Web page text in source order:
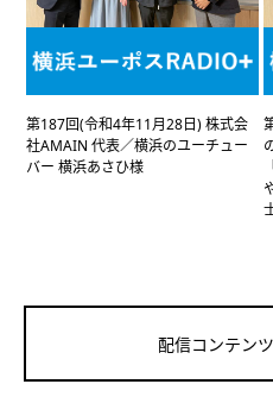
第187回(令和4年11月28日) 株式会
社AMAIN 代表／横浜のユーチュー
バー 横浜あさひ様
配信コンテン